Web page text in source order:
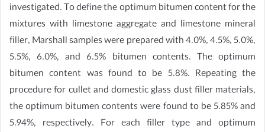
investigated. To define the optimum bitumen content for the
mixtures with limestone aggregate and limestone mineral
filler, Marshall samples were prepared with 4.0%, 4.5%, 5.0%,
5.5%, 6.0%, and 6.5% bitumen contents. The optimum
bitumen content was found to be 5.8%. Repeating the
procedure for cullet and domestic glass dust filler materials,
the optimum bitumen contents were found to be 5.85% and
5.94%, respectively. For each filler type and optimum